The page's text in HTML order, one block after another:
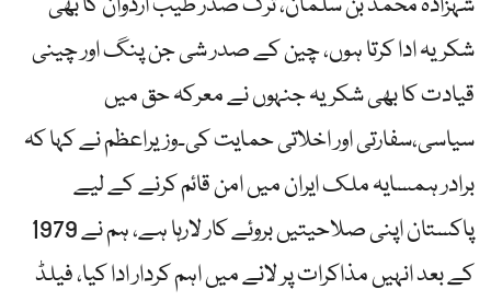
شکریہ ادا کرتا ہوں، چین کے صدر شی جن پنگ اور چینی
قیادت کا بھی شکریہ جنہوں نے معرکہ حق میں
سیاسی،سفارتی اور اخلاتی حمایت کی۔وزیراعظم نے کہا کہ
برادر ہمسایہ ملک ایران میں امن قائم کرنے کے لیے
پاکستان اپنی صلاحیتیں بروئے کار لارہا ہے، ہم نے 1979
کے بعد انہیں مذاکرات پر لانے میں اہم کردار ادا کیا، فیلڈ